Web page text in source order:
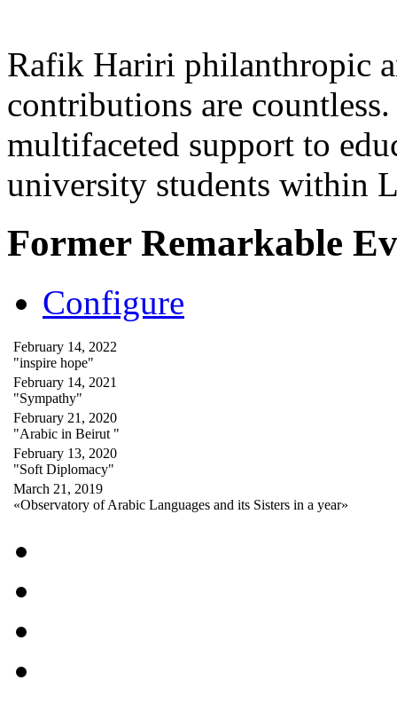
Rafik Hariri philanthropic
contributions are
multifaceted support to
university students within
Former Remarkable
Configure
February 14, 2022
"inspire hope"
February 14, 2021
"Sympathy"
February 21, 2020
"Arabic in Beirut "
February 13, 2020
"Soft Diplomacy"
March 21, 2019
«Observatory of Arabic Languages and its Sisters in a year»